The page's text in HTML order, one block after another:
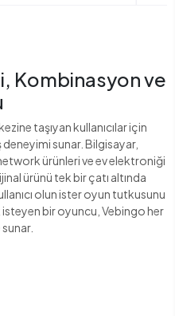
Kombinasyon ve
taşıyan kullanıcılar için
deneyimi sunar. Bilgisayar,
ürünleri ve ev elektroniği
ürünü tek bir çatı altında
olun ister oyun tutkusunu
bir oyuncu, Vebingo her